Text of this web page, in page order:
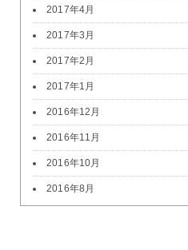
2017年4月
2017年3月
2017年2月
2017年1月
2016年12月
2016年11月
2016年10月
2016年8月